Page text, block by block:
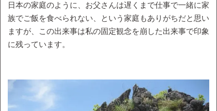
日本の家庭のように、お父さんは遅くまで仕事で一緒に家
族でご飯を食べられない、という家庭もありがちだと思い
ますが、この出来事は私の固定観念を崩した出来事で印象
に残っています。